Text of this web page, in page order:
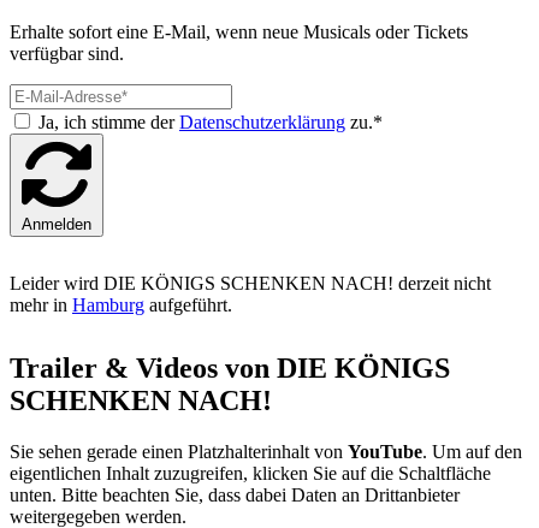
Erhalte sofort eine E-Mail, wenn neue Musicals oder Tickets
verfügbar sind.
Ja, ich stimme derDatenschutzerklärung zu.*
Anmelden
Leider wird DIE KÖNIGS SCHENKEN NACH! derzeit nicht
mehr in Hamburg aufgeführt.
Trailer & Videos von DIE KÖNIGS
SCHENKEN NACH!
Sie sehen gerade einen Platzhalterinhalt von YouTube. Um auf den
eigentlichen Inhalt zuzugreifen, klicken Sie auf die Schaltfläche
unten. Bitte beachten Sie, dass dabei Daten an Drittanbieter
weitergegeben werden.